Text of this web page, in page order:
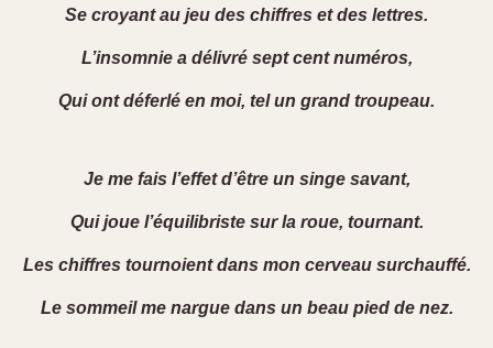
Se croyant au jeu des chiffres et des lettres.
L’insomnie a délivré sept cent numéros,
Qui ont déferlé en moi, tel un grand troupeau.
Je me fais l’effet d’être un singe savant,
Qui joue l’équilibriste sur la roue, tournant.
Les chiffres tournoient dans mon cerveau surchauffé.
Le sommeil me nargue dans un beau pied de nez.